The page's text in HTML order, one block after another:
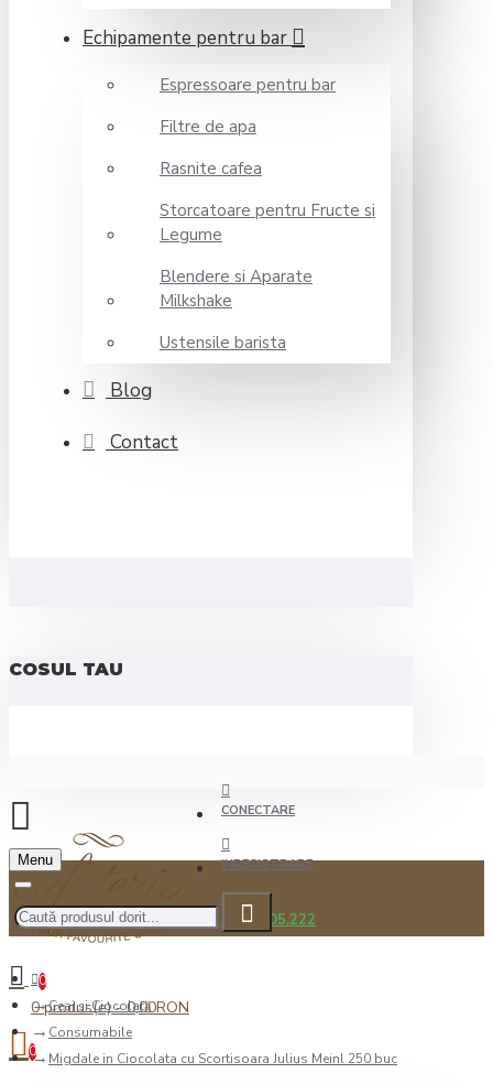
Echipamente pentru bar
Espressoare pentru bar
Filtre de apa
Rasnite cafea
Storcatoare pentru Fructe si
Legume
Blendere si Aparate
Milkshake
Ustensile barista
Blog
Contact
COSUL TAU
CONECTARE
INREGISTRARE
0722.505.222
Menu
0
0 produs(e) - 0,00RON
0
Ceai şi Ciocolată
Consumabile
Migdale in Ciocolata cu Scortisoara Julius Meinl 250 buc